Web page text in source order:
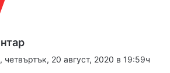
четвъртък, 20 август, 2020 в 19:59ч